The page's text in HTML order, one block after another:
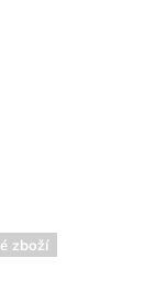
zboží